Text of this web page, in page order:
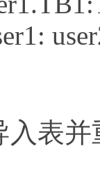
入表